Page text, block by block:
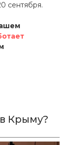
сентября.
Крыму?